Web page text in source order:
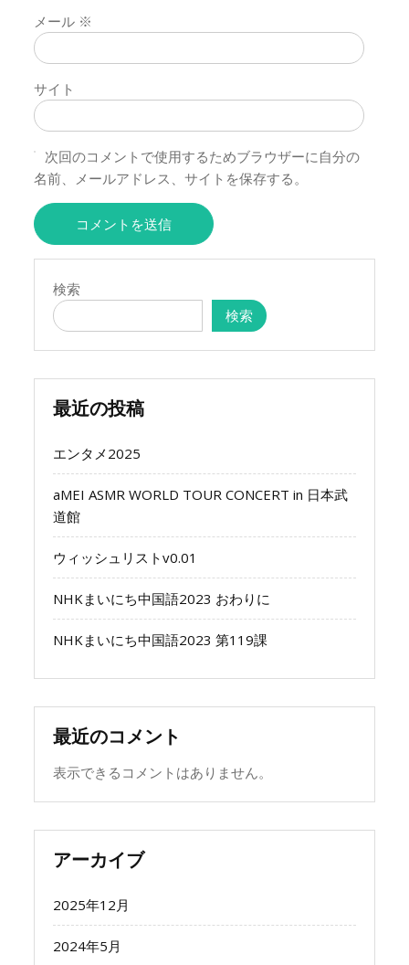
メール ※
サイト
次回のコメントで使用するためブラウザーに自分の
名前、メールアドレス、サイトを保存する。
検索
検索
最近の投稿
エンタメ2025
aMEI ASMR WORLD TOUR CONCERT in 日本武
道館
ウィッシュリストv0.01
NHKまいにち中国語2023 おわりに
NHKまいにち中国語2023 第119課
最近のコメント
表示できるコメントはありません。
アーカイブ
2025年12月
2024年5月